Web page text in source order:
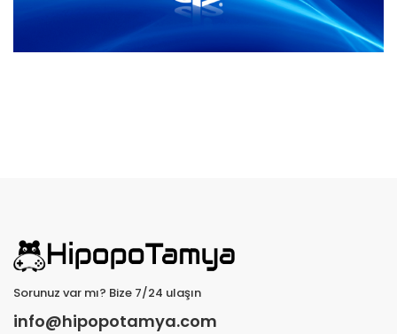
Sorunuz var mı? Bize 7/24 ulaşın
info@hipopotamya.com